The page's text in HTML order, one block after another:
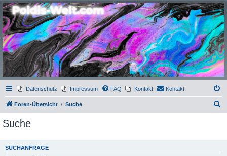
Poldis-Welt.com
Das Forum für Jeans, Sportswear, grosse Grössen und Accessoires
Datenschutz Impressum FAQ Kontakt Kontakt
Foren-Übersicht Suche
e
Suche
SUCHANFRAGE